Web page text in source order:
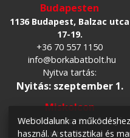
Budapesten
1136 Budapest, Balzac utca
17-19.
+36 70 557 1150
info@borkabatbolt.hu
Nyitva tartás:
Nyitás: szeptember 1.
Miskolcon
3527 Miskolc, Széchenyi
utca 119.
Weboldalunk a
használ. A statisztikai és